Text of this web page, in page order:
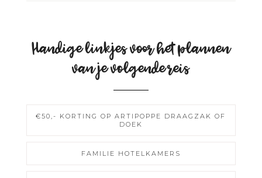
Handige linkjes voor het plannen
van je volgende reis
€50,- KORTING OP ARTIPOPPE DRAAGZAK OF
DOEK
FAMILIE HOTELKAMERS